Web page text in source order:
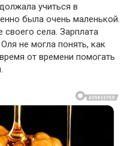
учиться в
была очень маленькой.
села. Зарплата
не могла понять, как
от времени помогать